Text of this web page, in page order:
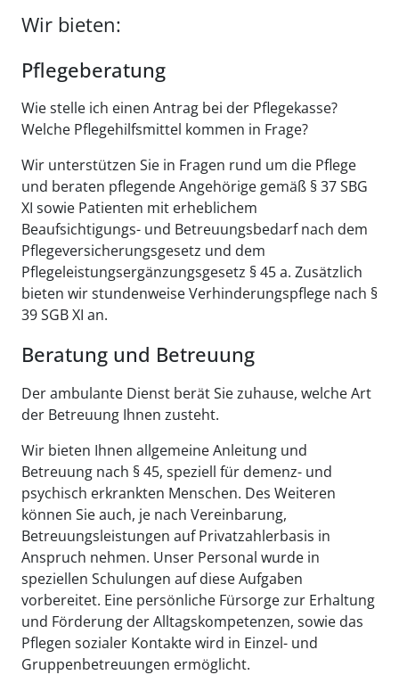
Wir bieten:
Pflegeberatung
Wie stelle ich einen Antrag bei der Pflegekasse?
Welche Pflegehilfsmittel kommen in Frage?
Wir unterstützen Sie in Fragen rund um die Pflege
und beraten pflegende Angehörige gemäß § 37 SBG
XI sowie Patienten mit erheblichem
Beaufsichtigungs- und Betreuungsbedarf nach dem
Pflegeversicherungsgesetz und dem
Pflegeleistungsergänzungsgesetz § 45 a. Zusätzlich
bieten wir stundenweise Verhinderungspflege nach §
39 SGB XI an.
Beratung und Betreuung
Der ambulante Dienst berät Sie zuhause, welche Art
der Betreuung Ihnen zusteht.
Wir bieten Ihnen allgemeine Anleitung und
Betreuung nach § 45, speziell für demenz- und
psychisch erkrankten Menschen. Des Weiteren
können Sie auch, je nach Vereinbarung,
Betreuungsleistungen auf Privatzahlerbasis in
Anspruch nehmen. Unser Personal wurde in
speziellen Schulungen auf diese Aufgaben
vorbereitet. Eine persönliche Fürsorge zur Erhaltung
und Förderung der Alltagskompetenzen, sowie das
Pflegen sozialer Kontakte wird in Einzel- und
Gruppenbetreuungen ermöglicht.